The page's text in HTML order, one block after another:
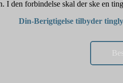
I den forbindelse skal der ske en
Din-Berigtigelse tilbyder